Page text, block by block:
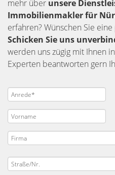
mehr über unsere
Immobilienmakler für
erfahren? Wünschen Sie
Schicken Sie uns
werden uns zügig mit Ihnen
Experten beantworten gern